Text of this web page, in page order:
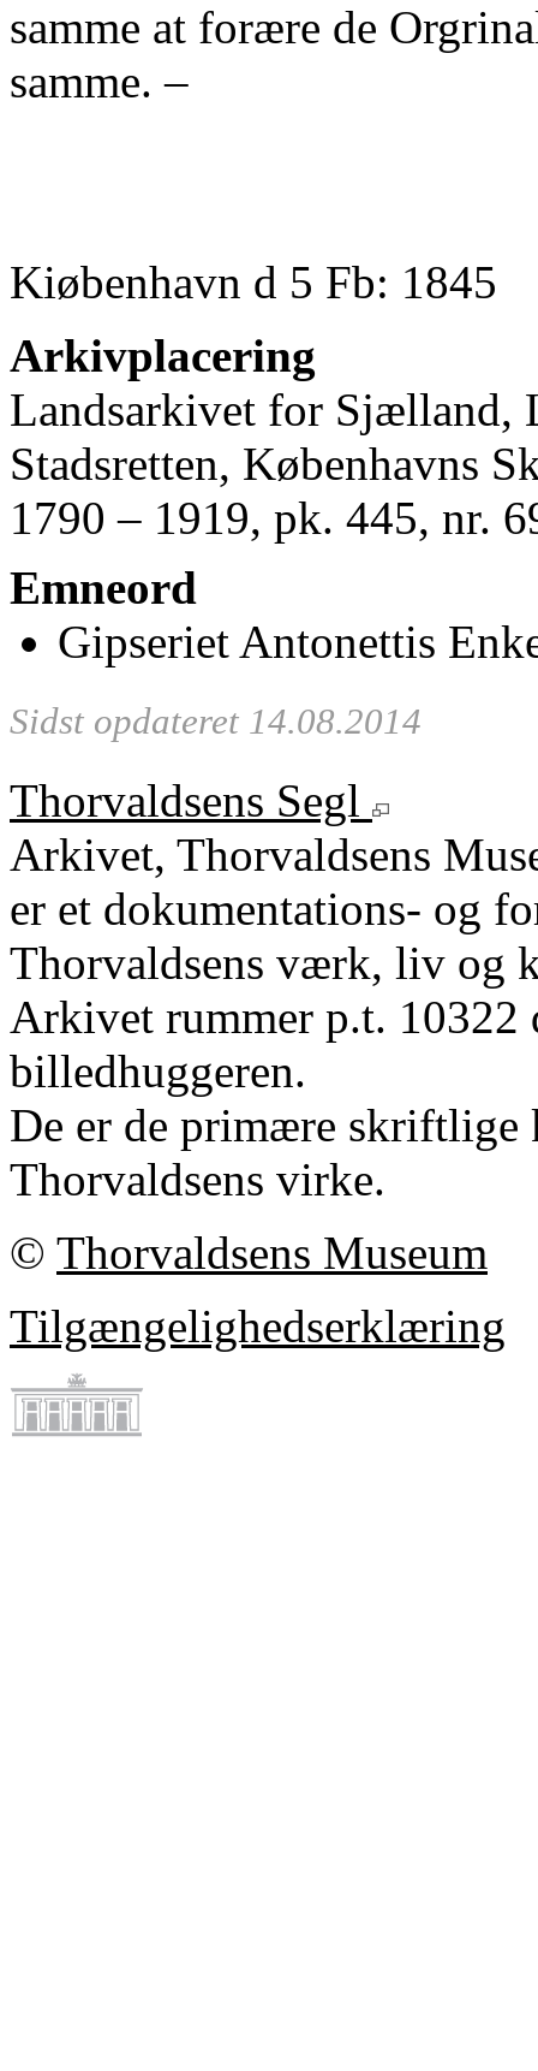
samme at forære de
samme. –
Kiøbenhavn d 5 Fb: 1845
Arkivplacering
Landsarkivet for Sjælland,
Stadsretten, Københavns
1790 – 1919, pk. 445, nr.
Emneord
Gipseriet Antonettis
Sidst opdateret 14.08.2014
Thorvaldsens Segl
Arkivet, Thorvaldsens
er et dokumentations- og
Thorvaldsens værk, liv og
Arkivet rummer p.t.
billedhuggeren.
De er de primære
Thorvaldsens virke.
© Thorvaldsens Museum
Tilgængelighedserklæring